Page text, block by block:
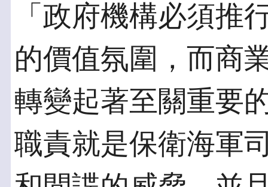
「政府機構必須推
的價值氛圍，而商
轉變起著至關重要
職責就是保衛海軍